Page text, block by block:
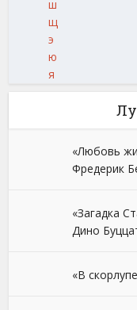
ш
щ
э
ю
я
«Любовь
Фредерик
«Загадка
Дино
«В